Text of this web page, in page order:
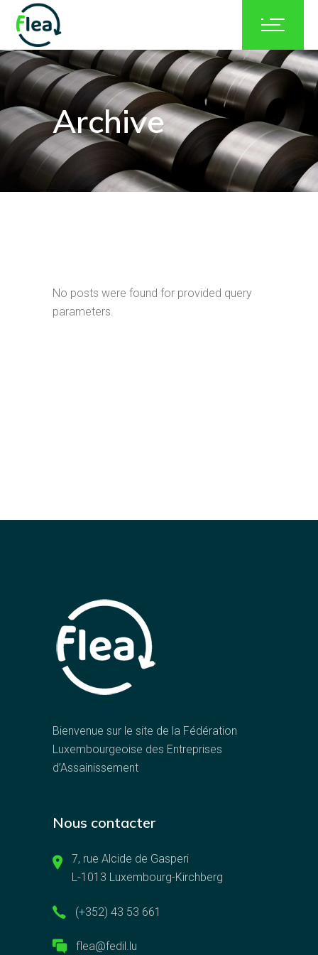
Archive
No posts were found for provided query
parameters.
Bienvenue sur le site de la Fédération
Luxembourgeoise des Entreprises
d’Assainissement
Nous contacter
7, rue Alcide de Gasperi
L-1013 Luxembourg-Kirchberg
(+352) 43 53 661
flea@fedil.lu